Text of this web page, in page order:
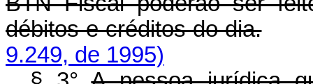
débitos e créditos do dia.
9.249, de 1995)